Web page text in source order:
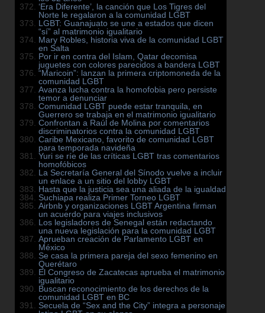
‘Era Diferente’, la canción que Los Tigres del
Norte le regalaron a la comunidad LGBT
LGBT: Guanajuato se une a estados que dicen
“sí” al matrimonio igualitario
Mary Robles, historia viva de la comunidad LGBT
en Salta
Por ir en contra del Islam, Qatar decomisa
juguetes con colores parecidos a bandera LGBT
“Maricoin”: lanzan la primera criptomoneda de la
comunidad LGBT
Avanza lucha contra la homofobia pero persiste
temor a denunciar
Comunidad LGBT puede estar tranquila, en
Guerrero se trabaja en el matrimonio igualitario
Confrontan a Raúl de Molina por comentarios
discriminatorios contra la comunidad LGBT
Caribe Mexicano, favorito de comunidad LGBT
para temporada navideña
Yuri se ríe de las críticas LGBT tras comentarios
homofóbicos
La Secretaría General del Sínodo vuelve a incluir
un enlace a un sitio del lobby LGBT
Hasta que la justicia sea una aliada de la igualdad
Suchiapa realiza Primer Torneo LGBT
Airbnb y organizaciones LGBT Argentina firman
un acuerdo para viajes inclusivos
Los legisladores de Senegal están redactando
una nueva legislación para la comunidad LGBT
Aprueban creación de Parlamento LGBT en
México
Se casa la primera pareja del sexo femenino en
Querétaro
El Congreso de Zacatecas aprueba el matrimonio
igualitario
Buscan reconocimiento de los derechos de la
comunidad LGBT en BC
Secuela de “Sex and the City” integra a personaje